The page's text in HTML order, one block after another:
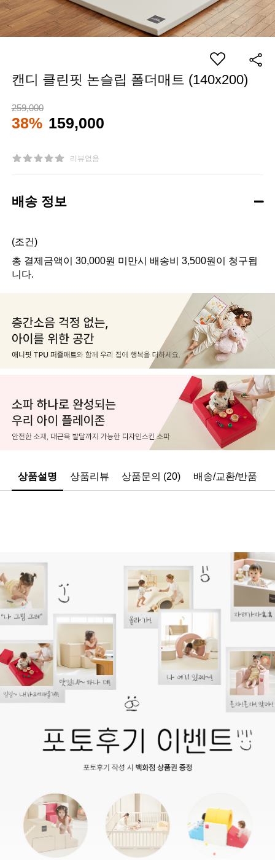
캔디 클린핏 논슬립 폴더매트 (140x200)
259,000
38% 159,000
리뷰없음
배송 정보
(조건)
총 결제금액이 30,000원 미만시 배송비 3,500원이 청구됩
니다.
상품설명 상품리뷰 상품문의 (20) 배송/교환/반품